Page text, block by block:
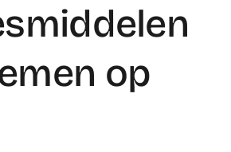
Nieuws
Contact
op